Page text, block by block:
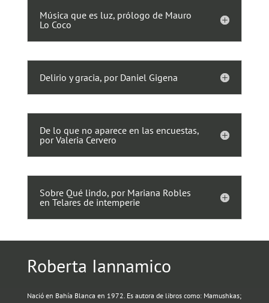
Música que es luz, prólogo de Mauro
Lo Coco
Delirio y gracia, por Daniel Gigena
De lo que no aparece en las encuestas,
por Valeria Cervero
Sobre Qué lindo, por Mariana Robles
en Telares de intemperie
Roberta Iannamico
Nació en Bahía Blanca en 1972. Es autora de libros como: Mamushkas;